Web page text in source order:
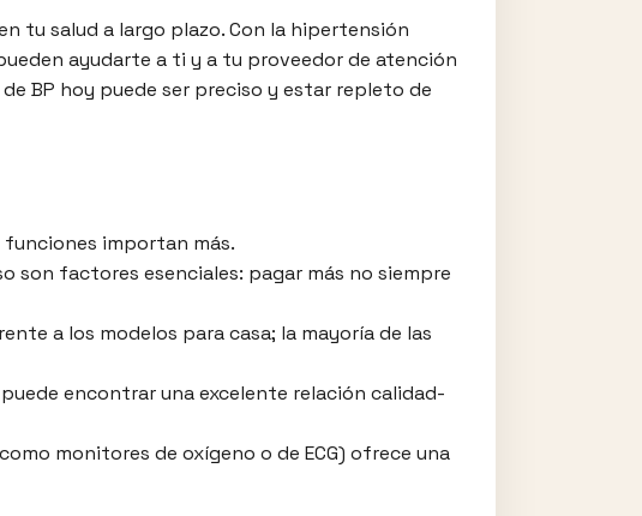
tu salud a largo plazo. Con la hipertensión
ayudarte a ti y a tu proveedor de atención
BP hoy puede ser preciso y estar repleto de
importan más.
son factores esenciales: pagar más no siempre
a los modelos para casa; la mayoría de las
encontrar una excelente relación calidad-
monitores de oxígeno o de ECG) ofrece una